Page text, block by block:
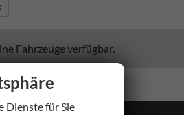
Fahrzeuge verfügbar.
Dienste für Sie